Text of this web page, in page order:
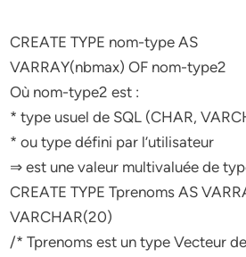
CREATE TYPE nom-type AS
VARRAY(nbmax) OF nom-type2
Où nom-type2 est :
* type usuel de SQL (CHAR,
* ou type défini par l’utilisateur
⇒ est une valeur multivaluée de
CREATE TYPE Tprenoms AS
VARCHAR(20)
/* Tprenoms est un type Vecteur